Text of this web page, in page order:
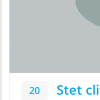
20 Stet